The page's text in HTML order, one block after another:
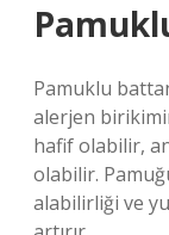
Pamuklu
alerjen
hafif olabilir,
olabilir.
alabilirliği ve